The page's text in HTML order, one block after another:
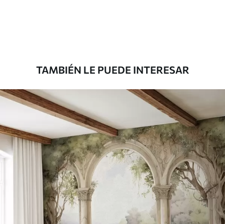
Vinilo Premium
48.3329.00$/m²
TAMBIÉN LE PUEDE INTERESAR